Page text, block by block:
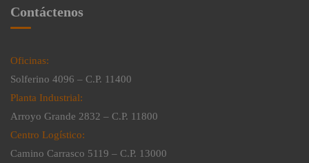
Contáctenos
Oficinas:
Solferino 4096 – C.P. 11400
Planta Industrial:
Arroyo Grande 2832 – C.P. 11800
Centro Logístico:
Camino Carrasco 5119 – C.P. 13000